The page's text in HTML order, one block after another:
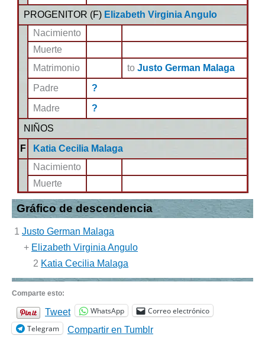
PROGENITOR (F) Elizabeth Virginia Angulo
Nacimiento
Muerte
Matrimonio
to Justo German Malaga
Padre
?
Madre
?
NIÑOS
F
Katia Cecilia Malaga
Nacimiento
Muerte
Gráfico de descendencia
1 Justo German Malaga
+ Elizabeth Virginia Angulo
2 Katia Cecilia Malaga
Comparte esto:
Tweet WhatsApp
Correo electrónico
Telegram
Compartir en Tumblr